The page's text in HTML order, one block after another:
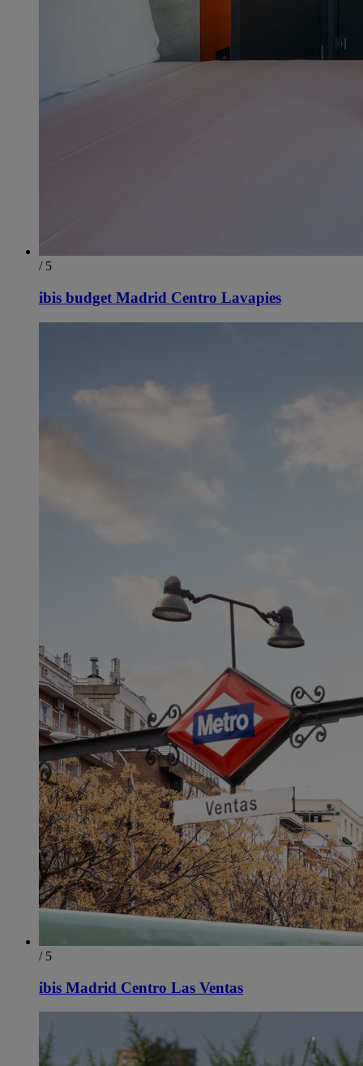
/ 5
ibis budget Madrid Centro Lavapies
/ 5
ibis Madrid Centro Las Ventas